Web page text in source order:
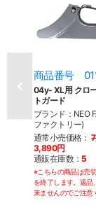
商品番号
04y- XL用 クロ
トガード
ブランド：NEO
ファクトリー)
通常小売価格：
3,890円
通販在庫数：5
※こちらの商品は売
を終了します。返品
来ませんのでご注意